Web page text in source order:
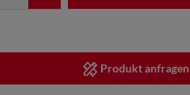
Produkt anfragen